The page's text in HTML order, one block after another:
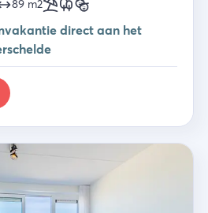
89 m2
direct aan het